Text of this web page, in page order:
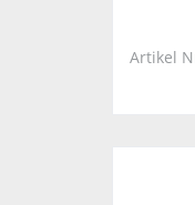
Artikel